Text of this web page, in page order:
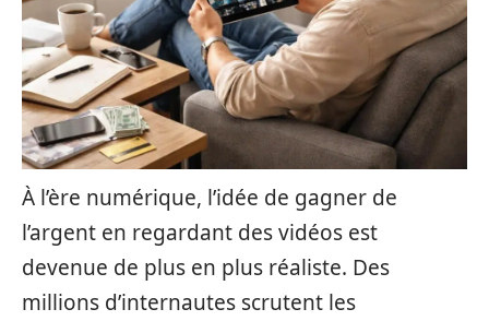
À l’ère numérique, l’idée de gagner de
l’argent en regardant des vidéos est
devenue de plus en plus réaliste. Des
millions d’internautes scrutent les